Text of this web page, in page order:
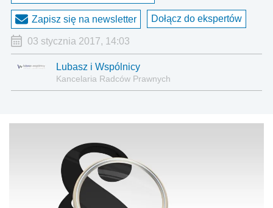
Zapisz się na newsletter Dołącz do ekspertów
03 stycznia 2017, 14:03
Lubasz i Wspólnicy
Kancelaria Radców Prawnych